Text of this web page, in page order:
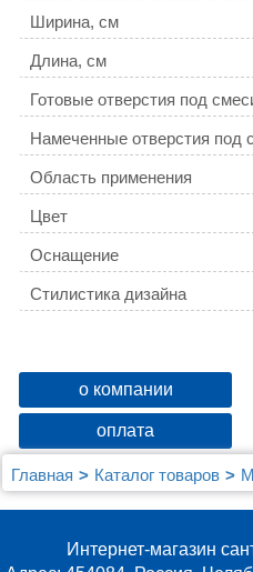
Ширина, см
Длина, см
Готовые отверстия под
Намеченные отверстия под
Область применения
Цвет
Оснащение
Стилистика дизайна
о компании
оплата
Главная Каталог товаров
Мойка кухонная Franke
Интернет-магазин